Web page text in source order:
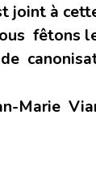
joint à
fêtons
Marie